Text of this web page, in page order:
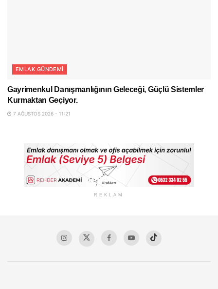
EMLAK GÜNDEMI
Gayrimenkul Danışmanlığının Geleceği, Güçlü Sistemler
Kurmaktan Geçiyor.
7 AĞUSTOS 2026 - 11:21
REKLAM